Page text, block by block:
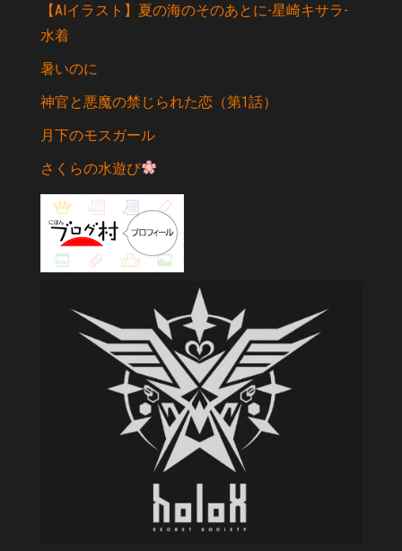
【AIイラスト】夏の海のそのあとに-星崎キサラ-
水着
暑いのに
神官と悪魔の禁じられた恋（第1話）
月下のモスガール
さくらの水遊び